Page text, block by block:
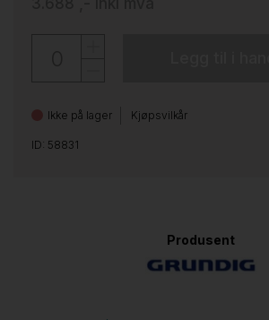
Ikke på lager Kjøpsvilkår
ID: 58831
Produsent